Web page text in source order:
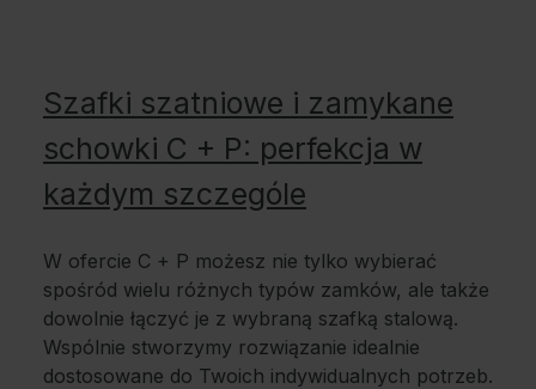
Szafki szatniowe i zamykane
schowki C + P: perfekcja w
każdym szczególe
W ofercie C + P możesz nie tylko wybierać
spośród wielu różnych typów zamków, ale także
dowolnie łączyć je z wybraną szafką stalową.
Wspólnie stworzymy rozwiązanie idealnie
dostosowane do Twoich indywidualnych potrzeb.